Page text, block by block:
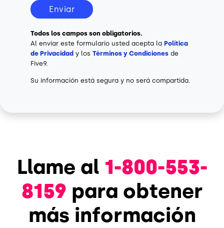
Enviar
Todos los campos son obligatorios.
Al enviar este formulario usted acepta la Política
de Privacidad y los Términos y Condiciones de
Five9.
Su información está segura y no será compartida.
Llame al 1-800-553-
8159 para obtener
más información